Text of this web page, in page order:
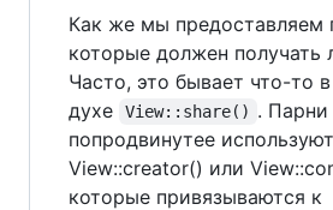
Как же мы предоставляем
которые должен получать
Часто, это бывает что-то в
духе
View::share() . Парни
попродвинутее используют
View::creator() или
которые привязываются к